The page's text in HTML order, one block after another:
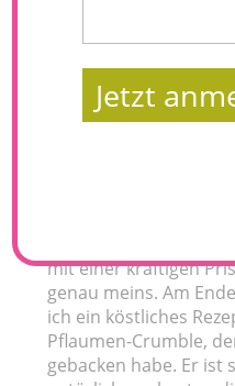
mit einer kräftigen
genau meins. Am
ich ein köstliches
Pflaumen-Crumble,
gebacken habe. Er ist
Jetzt